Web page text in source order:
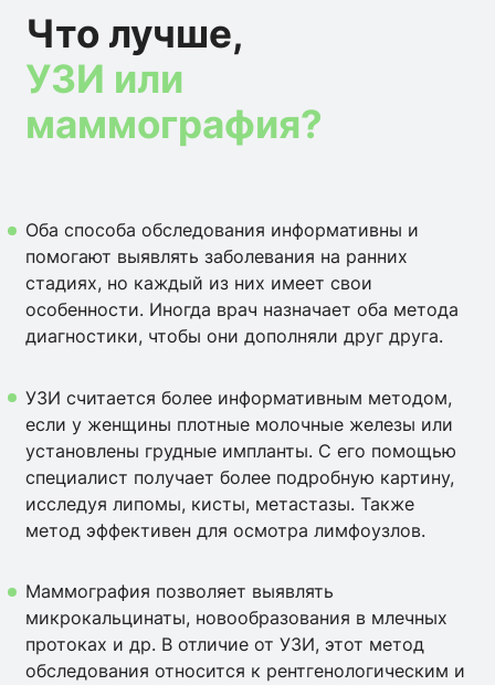
Что лучше,
УЗИ или
маммография?
Оба способа обследования информативны и
помогают выявлять заболевания на ранних
стадиях, но каждый из них имеет свои
особенности. Иногда врач назначает оба метода
диагностики, чтобы они дополняли друг друга.
УЗИ считается более информативным методом,
если у женщины плотные молочные железы или
установлены грудные импланты. С его помощью
специалист получает более подробную картину,
исследуя липомы, кисты, метастазы. Также
метод эффективен для осмотра лимфоузлов.
Маммография позволяет выявлять
микрокальцинаты, новообразования в млечных
протоках и др. В отличие от УЗИ, этот метод
обследования относится к рентгенологическим и